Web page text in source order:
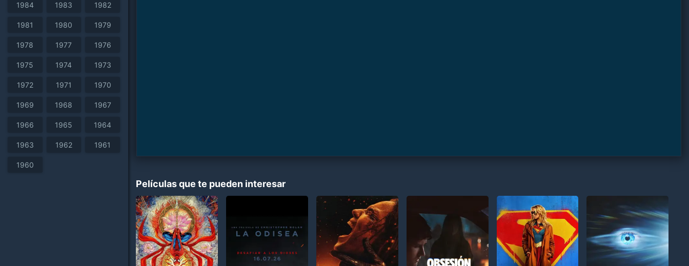
1984 1983 1982
1981 1980 1979
1978 1977 1976
1975 1974 1973
1972 1971 1970
1969 1968 1967
1966 1965 1964
1963 1962 1961
1960
Películas que te pueden interesar